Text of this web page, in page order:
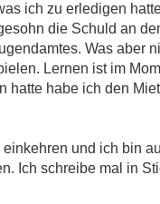
ich zu erledigen
die Schuld an
Was aber
Lernen ist im
habe ich den
und ich bin
Ich schreibe mal in